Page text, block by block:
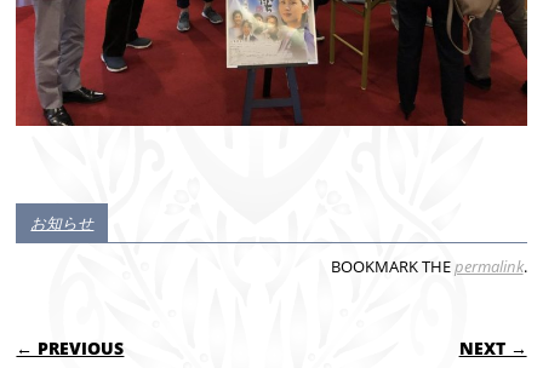
お知らせ
BOOKMARK THEpermalink.
POST NAVIGATION
← PREVIOUS NEXT →